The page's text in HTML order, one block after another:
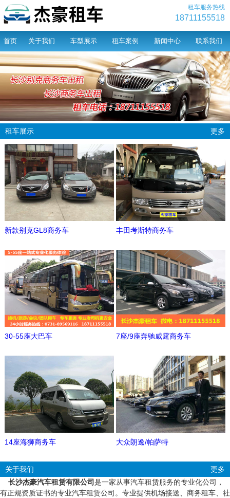
租车服务热线
18711155518
首页 关于我们 车型展示 租车案例 新闻中心 联系我们
租车展示 更多
新款别克GL8商务车 丰田考斯特商务车
30-55座大巴车 7座/9座奔驰威霆商务车
14座海狮商务车 大众朗逸/帕萨特
关于我们
更多
长沙杰豪汽车租赁有限公司是一家从事汽车租赁服务的专业化公司，
有正规资质证书的专业汽车租赁公司。专业提供机场接送、商务租车、社